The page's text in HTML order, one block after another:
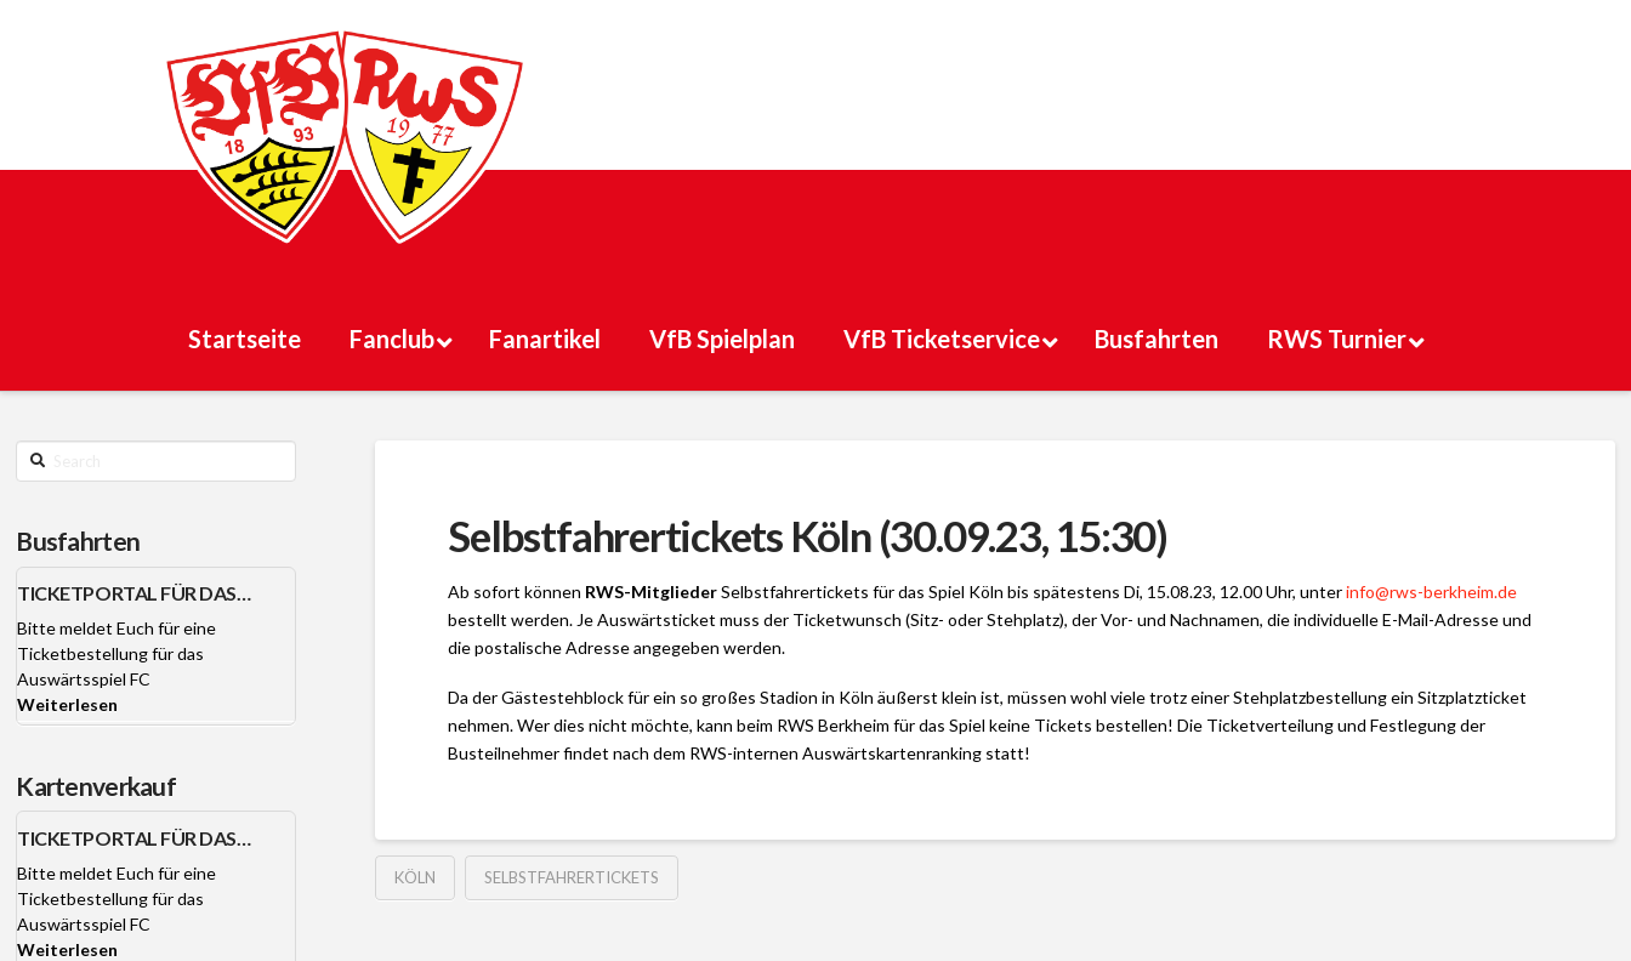
Startseite Fanclub Fanartikel VfB Spielplan VfB Ticketservice Busfahrten RWS Turnier
Selbstfahrertickets Köln (30.09.23, 15:30)
Ab sofort können RWS-MitgliederSelbstfahrertickets für das Spiel Köln bis spätestens Di, 15.08.23, 12.00 Uhr, unterinfo@rws-berkheim.de
bestellt werden. Je Auswärtsticket muss der Ticketwunsch (Sitz- oder Stehplatz), der Vor- und Nachnamen, die individuelle E-Mail-Adresse und
die postalische Adresse angegeben werden.
Da der Gästestehblock für ein so großes Stadion in Köln äußerst klein ist, müssen wohl viele trotz einer Stehplatzbestellung ein Sitzplatzticket
nehmen. Wer dies nicht möchte, kann beim RWS Berkheim für das Spiel keine Tickets bestellen! Die Ticketverteilung und Festlegung der
Busteilnehmer findet nach dem RWS-internen Auswärtskartenranking statt!
KÖLN SELBSTFAHRERTICKETS
Search
Busfahrten
TICKETPORTAL FÜR DAS
AUSWÄRTSPIEL FC BAYERN
MÜNCHEN OFFEN.
Bitte meldet Euch für eine
Ticketbestellung für das
Auswärtsspiel FC
Weiterlesen
Kartenverkauf
TICKETPORTAL FÜR DAS
AUSWÄRTSPIEL FC BAYERN
MÜNCHEN OFFEN.
Bitte meldet Euch für eine
Ticketbestellung für das
Auswärtsspiel FC
Weiterlesen